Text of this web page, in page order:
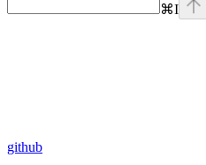
⌘I
github